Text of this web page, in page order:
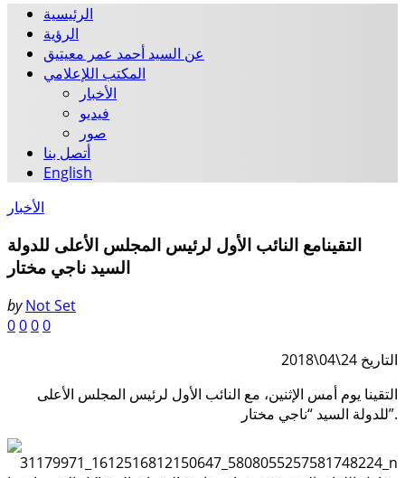
الرئيسية
الرؤية
عن السيد أحمد عمر معيتيق
المكتب اللإعلامي
الأخبار
فيديو
صور
أتصل بنا
English
الأخبار
التقينامع النائب الأول لرئيس المجلس الأعلى للدولة
السيد ناجي مختار
by Not Set
0000
التاريخ 24\04\2018
التقينا يوم أمس الإثنين، مع النائب الأول لرئيس المجلس الأعلى
للدولة السيد “ناجي مختار”.